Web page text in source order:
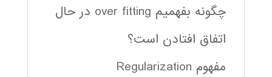
چگونه بفهمیم over fitting در حال
اتفاق افتادن است؟
مفهوم Regularization